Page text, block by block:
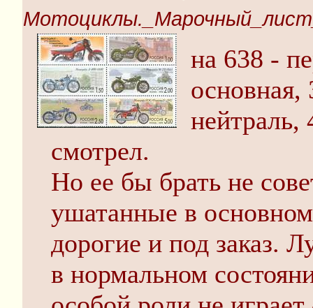
на 638 -
основная,
нейтраль,
смотрел.
Но ее бы брать не
ушатанные в
дорогие и под заказ.
в нормальном